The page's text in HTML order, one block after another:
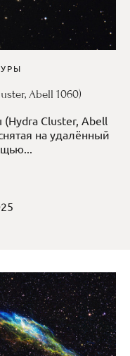
Abell 1060)
Cluster, Abell
на удалённый